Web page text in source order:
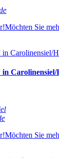
Möchten Sie
Carolinensiel/
Möchten Sie